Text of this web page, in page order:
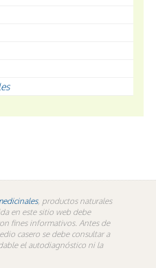
, productos naturales
en este sitio web debe
fines informativos. Antes de
casero se debe consultar a
el autodiagnóstico ni la